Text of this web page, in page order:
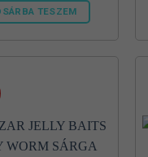
TESZEM